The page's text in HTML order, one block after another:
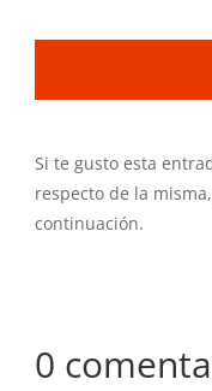
Si te gusto esta
respecto de la
continuación.
0